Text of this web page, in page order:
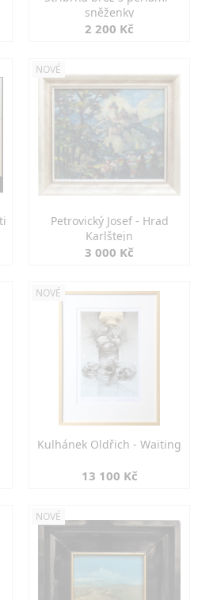
sněženky
2 200 Kč
NOVÉ
Petrovický Josef - Hrad
Karlštejn
3 000 Kč
NOVÉ
Kulhánek Oldřich - Waiting
13 100 Kč
NOVÉ